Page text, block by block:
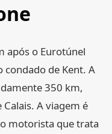
após o Eurotúnel
condado de Kent. A
350 km,
A viagem é
motorista que trata